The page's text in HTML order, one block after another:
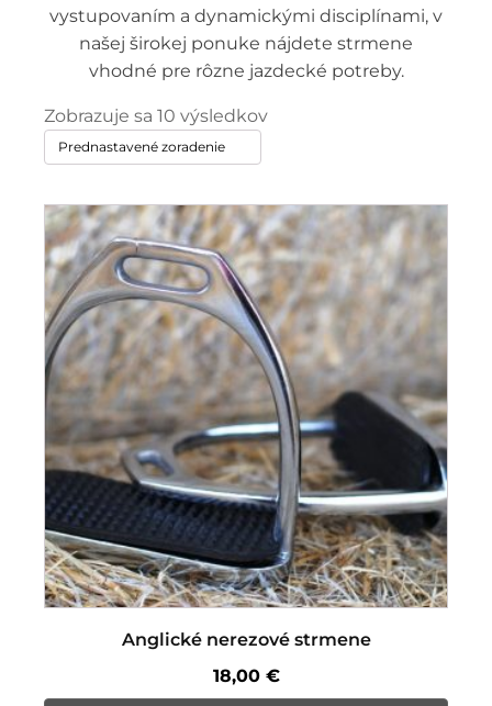
vystupovaním a dynamickými disciplínami, v
našej širokej ponuke nájdete strmene
vhodné pre rôzne jazdecké potreby.
Zobrazuje sa 10 výsledkov
Anglické nerezové strmene
18,00 €